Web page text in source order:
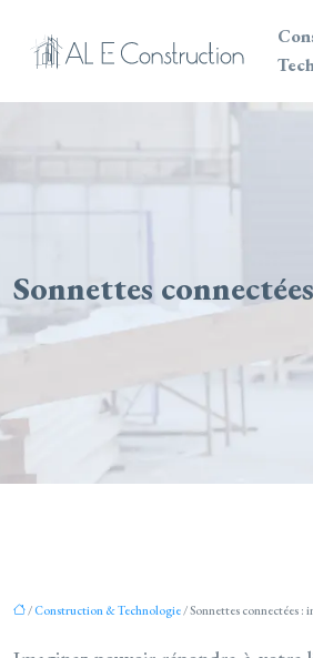
Sonnettes
/Construction & Technologie/ Sonnettes connectées :